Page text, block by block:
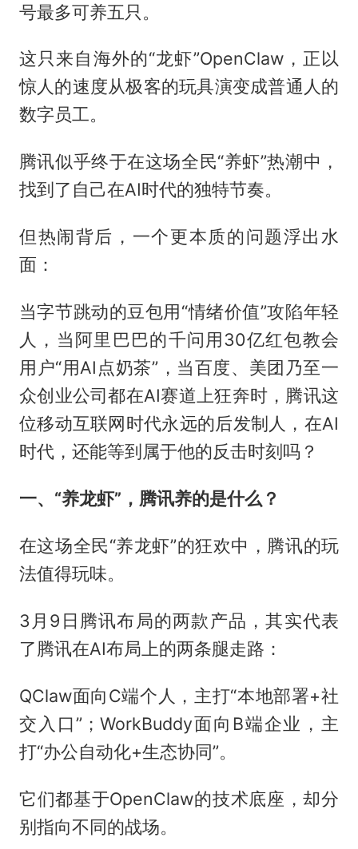
号最多可养五只。
这只来自海外的“龙虾”OpenClaw，正以
惊人的速度从极客的玩具演变成普通人的
数字员工。
腾讯似乎终于在这场全民“养虾”热潮中，
找到了自己在AI时代的独特节奏。
但热闹背后，一个更本质的问题浮出水
面：
当字节跳动的豆包用“情绪价值”攻陷年轻
人，当阿里巴巴的千问用30亿红包教会
用户“用AI点奶茶”，当百度、美团乃至一
众创业公司都在AI赛道上狂奔时，腾讯这
位移动互联网时代永远的后发制人，在AI
时代，还能等到属于他的反击时刻吗？
一、“养龙虾”，腾讯养的是什么？
在这场全民“养龙虾”的狂欢中，腾讯的玩
法值得玩味。
3月9日腾讯布局的两款产品，其实代表
了腾讯在AI布局上的两条腿走路：
QClaw面向C端个人，主打“本地部署+社
交入口”；WorkBuddy面向B端企业，主
打“办公自动化+生态协同”。
它们都基于OpenClaw的技术底座，却分
别指向不同的战场。